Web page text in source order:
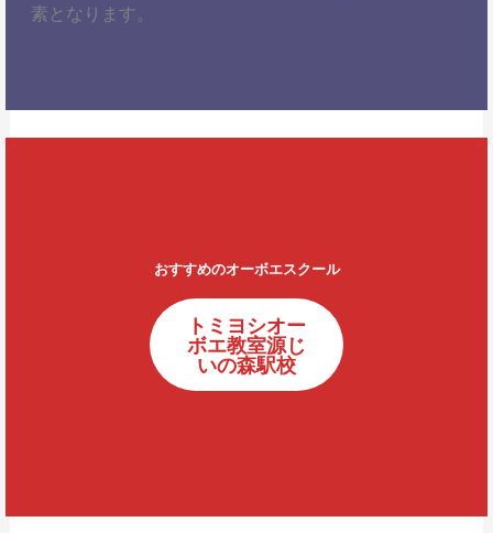
素となります。
おすすめのオーボエスクール
トミヨシオー
ボエ教室源じ
いの森駅校